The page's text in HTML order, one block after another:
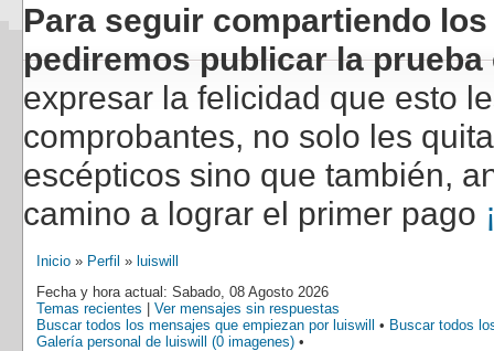
Para seguir compartiendo
pediremos publicar la
expresar la felicidad que esto
comprobantes, no solo les
escépticos sino que también,
camino a lograr el primer pago
Inicio » Perfil » luiswill
Fecha y hora actual: Sabado, 08 Agosto 2026
Temas recientes
Ver mensajes sin respuestas
Buscar todos los mensajes que empiezan por luiswill
• Buscar todos
Galería personal de luiswill (0 imagenes) •